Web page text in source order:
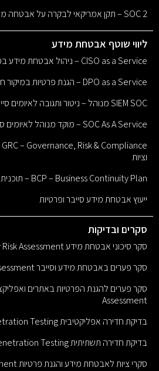
SOC 2 – תקן אמריקאי לבקרה על אבטחה מידע והגנת פרטיות
ליווי שוטף אבטחת מידע
CISO as a Service – ניהול אבטחת מידע במיקור חוץ
DPO as a Service – הגנת פרטיות במיקור חוץ
SIEM SOC מנוהל – ניטור ותגובה לאיומים סייבר
SOC As A Service – מוקד מנוהל לאיומים סייבר
וציות
BCP – Business Continuity Plan – תוכנית המשכיות עסקית
ייעוץ אבטחת מידע סייבר ופרטיות
סקרים ובדיקות
סקר סיכוני אבטחת מידע Security Risk Assessment
סקר פערים באבטחת מידע וסייבר Security GAP Assessment
Assessment
בדיקת חדירה אפליקטיבית Application Penetration Testing
בדיקת חדירה תשתיתית Infrastructure Penetration Testing
סקרי ציות לאבטחת מידע והגנת פרטיות Compliance Assessment